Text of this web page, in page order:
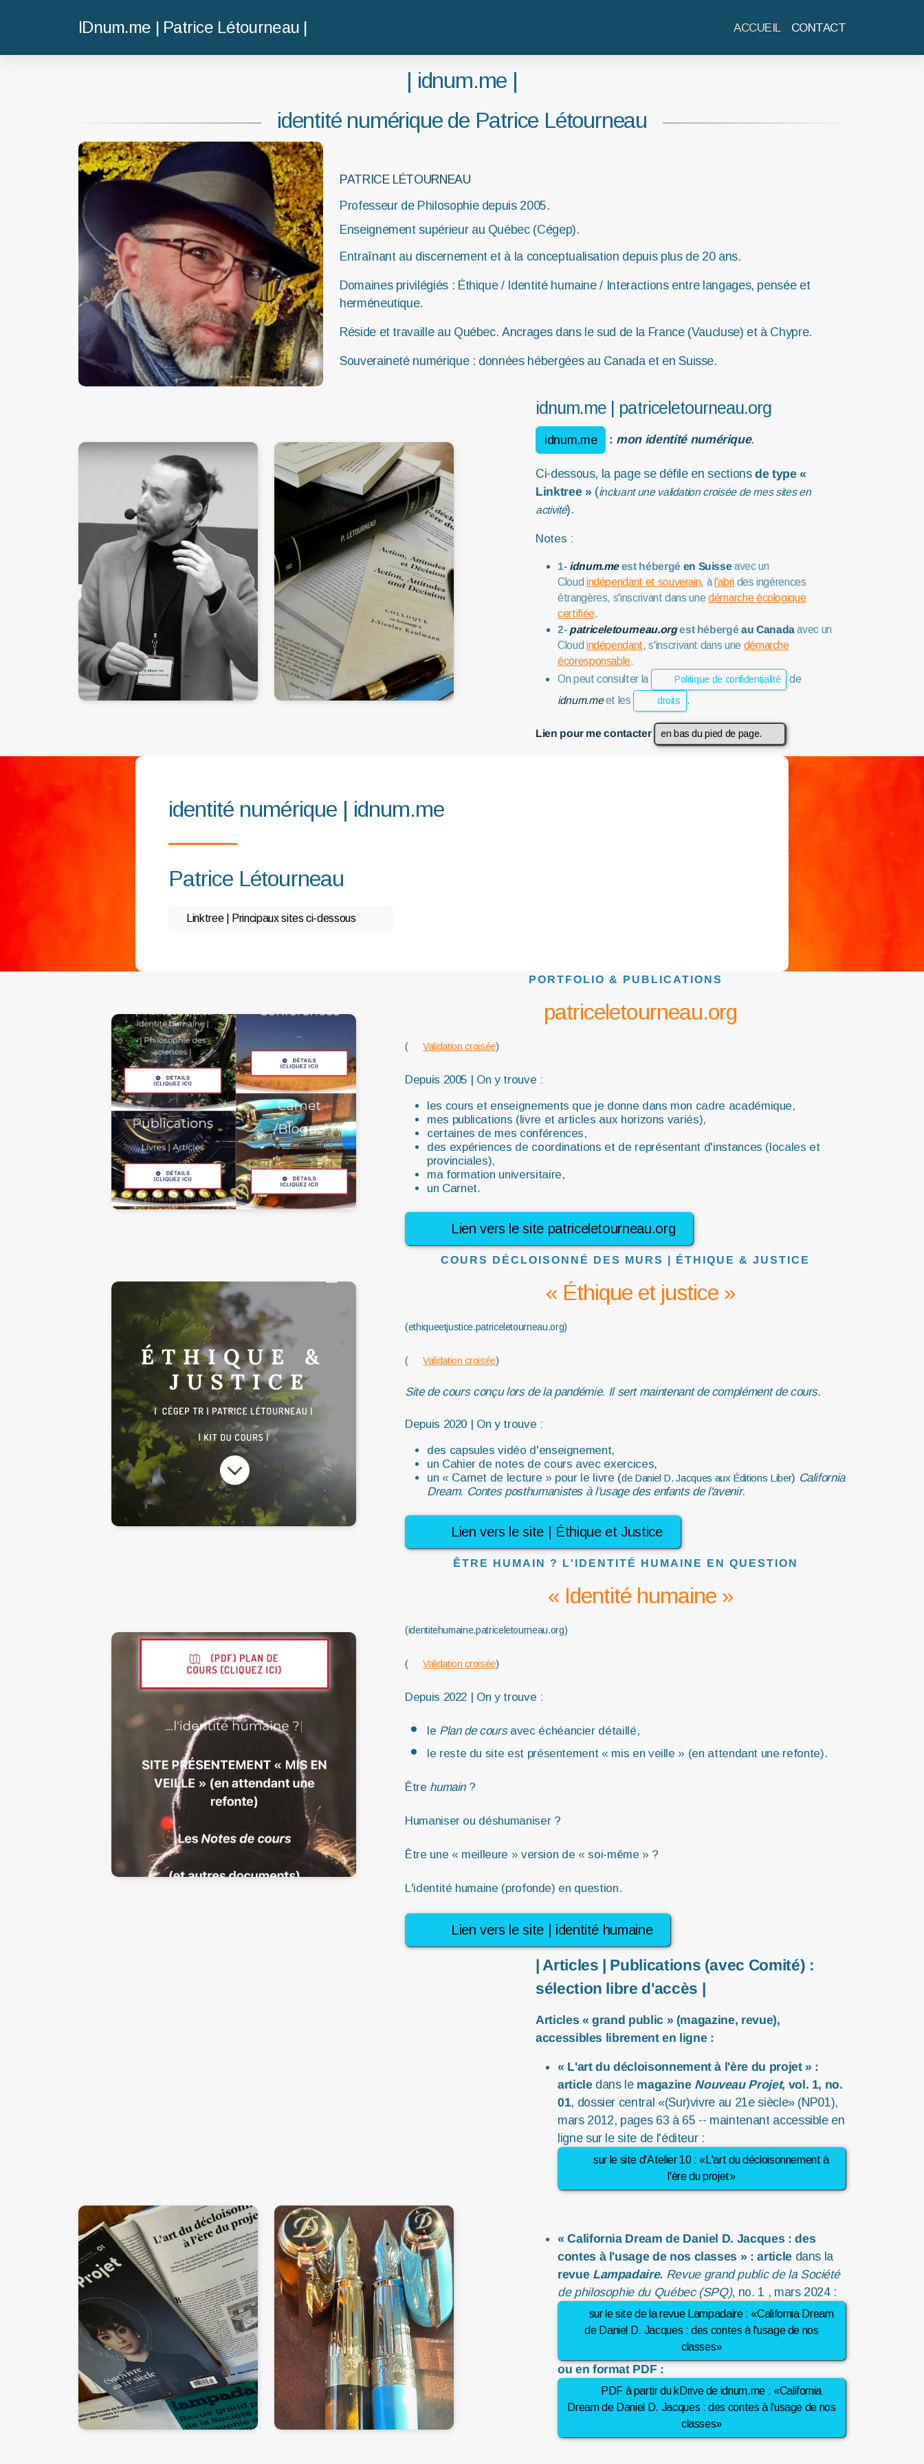
IDnum.me | Patrice Létourneau | ACCUEIL CONTACT
| idnum.me |
identité numérique de Patrice Létourneau
PATRICE LÉTOURNEAU
Professeur de Philosophie depuis 2005.
Enseignement supérieur au Québec (Cégep).
Entraînant au discernement et à la conceptualisation depuis plus de 20 ans.
Domaines privilégiés : Éthique / Identité humaine / Interactions entre langages, pensée et
herméneutique.
Réside et travaille au Québec. Ancrages dans le sud de la France (Vaucluse) et à Chypre.
Souveraineté numérique : données hébergées au Canada et en Suisse.
idnum.me | patriceletourneau.org
idnum.me : mon identité numérique.
Ci-dessous, la page se défile en sectionsde type«
Linktree » (incluant une validation croisée de mes sites en
activité).
Notes :
1- idnum.me est hébergé en Suisse avec un
Cloud indépendant et souverain, à l'abrides ingérences
étrangères, s'inscrivant dans unedémarche écologique
certifiée.
2- patriceletourneau.org est hébergé au Canadaavec un
Cloud indépendant, s'inscrivant dans une démarche
écoresponsable.
On peut consulter la
Politique de confidentialité
de
idnum.meet les droits .
Lien pour me contacter en bas du pied de page.
identité numérique | idnum.me
Patrice Létourneau
Linktree | Principaux sites ci-dessous
PORTFOLIO & PUBLICATIONS
patriceletourneau.org
( Validation croisée)
Depuis 2005 | On y trouve :
les cours et enseignements que je donne dans mon cadre académique,
mes publications (livre et articles aux horizons variés),
certaines de mes conférences,
des expériences de coordinations et de représentant d'instances (locales et
provinciales),
ma formation universitaire,
un Carnet.
Lien vers le site patriceletourneau.org
COURS DÉCLOISONNÉ DES MURS | ÉTHIQUE & JUSTICE
« Éthique et justice »
(ethiqueetjustice.patriceletourneau.org)
( Validation croisée)
Site de cours conçu lors de la pandémie. Il sert maintenant de complément de cours.
Depuis 2020 | On y trouve :
des capsules vidéo d'enseignement,
un Cahier de notes de cours avec exercices,
un « Carnet de lecture » pour le livre (de Daniel D. Jacques aux Éditions Liber) California
Dream. Contes posthumanistes à l'usage des enfants de l'avenir.
Lien vers le site | Éthique et Justice
ÊTRE HUMAIN ? L'IDENTITÉ HUMAINE EN QUESTION
« Identité humaine »
(identitehumaine.patriceletourneau.org)
( Validation croisée)
Depuis 2022 | On y trouve :
le Plan de coursavec échéancier détaillé,
le reste du site est présentement « mis en veille » (en attendant une refonte).
Être humain?
Humaniser ou déshumaniser ?
Être une « meilleure » version de « soi-même » ?
L'identité humaine (profonde) en question.
Lien vers le site | identité humaine
| Articles | Publications (avec Comité) :
sélection libre d'accès |
Articles « grand public » (magazine, revue),
accessibles librement en ligne :
« L'art du décloisonnement à l'ère du projet » :
article dans le magazine Nouveau Projet, vol. 1, no.
01, dossier central «(Sur)vivre au 21e siècle» (NP01),
mars 2012, pages 63 à 65 -- maintenant accessible en
ligne sur le site de l'éditeur :
sur le site d'Atelier 10 : «L'art du décloisonnement à
l'ère du projet»
« California Dream de Daniel D. Jacques : des
contes à l'usage de nos classes » : article dans la
revue Lampadaire. Revue grand public de la Société
de philosophie du Québec (SPQ), no. 1 , mars 2024 :
sur le site de la revue Lampadaire : «California Dream
de Daniel D. Jacques : des contes à l'usage de nos
classes»
ou en format PDF :
PDF à partir du kDrive de idnum.me : «California
Dream de Daniel D. Jacques : des contes à l'usage de nos
classes»